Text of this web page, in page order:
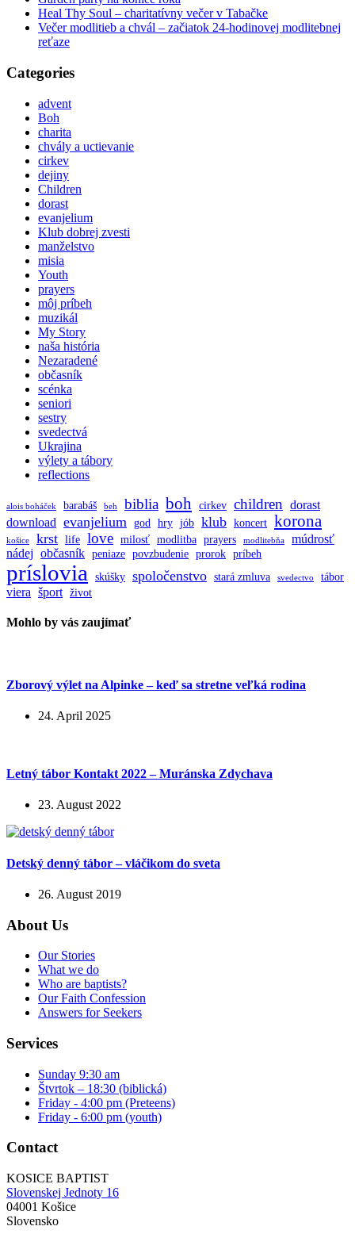
Heal Thy Soul – charitatívny večer v Tabačke
Večer modlitieb a chvál – začiatok 24-hodinovej modlitebnej
reťaze
Categories
advent
Boh
charita
chvály a uctievanie
cirkev
dejiny
Children
dorast
evanjelium
Klub dobrej zvesti
manželstvo
misia
Youth
prayers
môj príbeh
muzikál
My Story
naša história
Nezaradené
občasník
scénka
seniori
sestry
svedectvá
Ukrajina
výlety a tábory
reflections
alois boháček barabáš beh biblia boh cirkev children dorast
download evanjelium god hry jób klub koncert korona
košice krst life love milosť modlitba prayers modlitebňa
múdrosť
nádej občasník peniaze povzbudenie prorok príbeh
príslovia skúšky spoločenstvo stará zmluva svedectvo tábor
viera šport život
Mohlo by vás zaujímať
Zborový výlet na Alpinke – keď sa stretne veľká rodina
24. April 2025
Letný tábor Kontakt 2022 – Muránska Zdychava
23. August 2022
Detský denný tábor – vláčikom do sveta
26. August 2019
About Us
Our Stories
What we do
Who are baptists?
Our Faith Confession
Answers for Seekers
Services
Sunday 9:30 am
Štvrtok – 18:30 (biblická)
Friday - 4:00 pm (Preteens)
Friday - 6:00 pm (youth)
Contact
KOSICE BAPTIST
Slovenskej Jednoty 16
04001 Košice
Slovensko